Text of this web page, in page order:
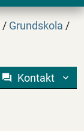
/ Grundskola /
Kontakt